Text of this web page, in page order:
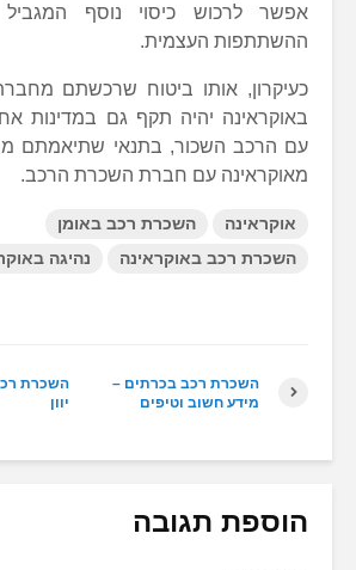
אפשר לרכוש כיסוי נוסף
ההשתתפות העצמית.
כעיקרון, אותו ביטוח שרכשתם
באוקראינה יהיה תקף גם במדינות
עם הרכב השכור, בתנאי שתיאמתם
מאוקראינה עם חברת השכרת הרכב.
אוקראינה
השכרת רכב באומן
השכרת רכב באוקראינה
נהיגה
השכרת
יוון
השכרת רכב בכרתים –
מידע חשוב וטיפים
הוספת תגובה